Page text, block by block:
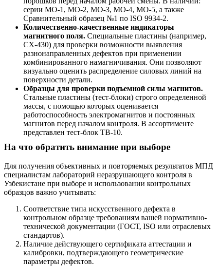
серии МО-1, МО-2, МО-3, МО-4, МО-5, а также
Сравнительный образец №1 по ISO 9934-2.
Количественно-качественные индикаторы
магнитного поля. Специальные пластины (например,
CX-430) для проверки возможности выявления
разнонаправленных дефектов при применении
комбинированного намагничивания. Они позволяют
визуально оценить распределение силовых линий на
поверхности детали.
Образцы для проверки подъемной силы магнитов.
Стальные пластины (тест-блоки) строго определенной
массы, с помощью которых оценивается
работоспособность электромагнитов и постоянных
магнитов перед началом контроля. В ассортименте
представлен тест-блок ТВ-10.
На что обратить внимание при выборе
Для получения объективных и повторяемых результатов МПД
специалистам лабораторий неразрушающего контроля в
Узбекистане при выборе и использовании контрольных
образцов важно учитывать:
Соответствие типа искусственного дефекта в
контрольном образце требованиям вашей нормативно-
технической документации (ГОСТ, ISO или отраслевых
стандартов).
Наличие действующего сертификата аттестации и
калибровки, подтверждающего геометрические
параметры дефектов.